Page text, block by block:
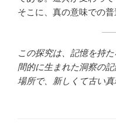
そこに、真の意味での普
この探究は、記憶を持
間的に生まれた洞察の
場所で、新しくて古い真